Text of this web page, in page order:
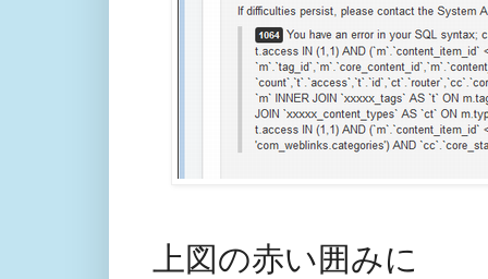
上図の赤い囲みに